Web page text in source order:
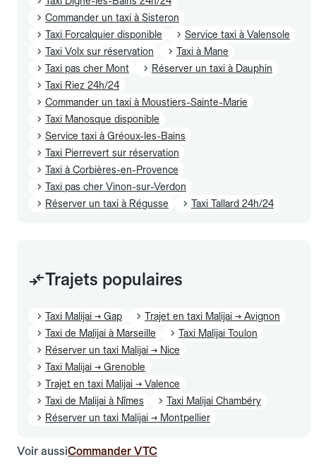
Commander un taxi à Sisteron
Taxi Forcalquier disponible
Service taxi à Valensole
Taxi Volx sur réservation
Taxi à Mane
Taxi pas cher Mont
Réserver un taxi à Dauphin
Taxi Riez 24h/24
Commander un taxi à Moustiers-Sainte-Marie
Taxi Manosque disponible
Service taxi à Gréoux-les-Bains
Taxi Pierrevert sur réservation
Taxi à Corbières-en-Provence
Taxi pas cher Vinon-sur-Verdon
Réserver un taxi à Régusse
Taxi Tallard 24h/24
Trajets populaires
Taxi Malijai → Gap
Trajet en taxi Malijai → Avignon
Taxi de Malijai à Marseille
Taxi Malijai Toulon
Réserver un taxi Malijai → Nice
Taxi Malijai → Grenoble
Trajet en taxi Malijai → Valence
Taxi de Malijai à Nîmes
Taxi Malijai Chambéry
Réserver un taxi Malijai → Montpellier
Voir aussiCommander VTC